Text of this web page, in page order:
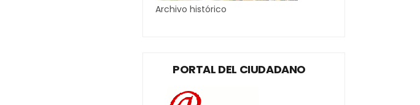
Archivo histórico
PORTAL DEL CIUDADANO